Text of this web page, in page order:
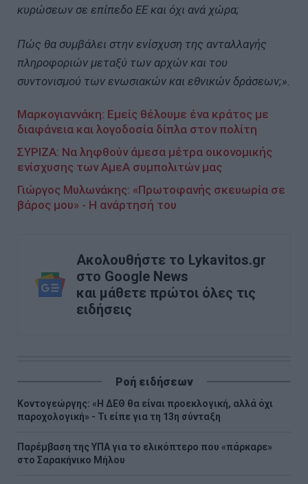
κυρώσεων σε επίπεδο ΕΕ και όχι ανά χώρα;
Πώς θα συμβάλει στην ενίσχυση της ανταλλαγής
πληροφοριών μεταξύ των αρχών και του
συντονισμού των ενωσιακών και εθνικών δράσεων;».
Μαρκογιαννάκη: Εμείς θέλουμε ένα κράτος με
διαφάνεια και λογοδοσία δίπλα στον πολίτη
ΣΥΡΙΖΑ: Να ληφθούν άμεσα μέτρα οικονομικής
ενίσχυσης των ΑμεΑ συμπολιτών μας
Γιώργος Μυλωνάκης: «Πρωτοφανής σκευωρία σε
βάρος μου» - Η ανάρτησή του
Ακολουθήστε το Lykavitos.gr
στο Google News
και μάθετε πρώτοι όλες τις
ειδήσεις
Ροή ειδήσεων
Κοντογεώργης: «Η ΔΕΘ θα είναι προεκλογική, αλλά όχι
παροχολογική» - Τι είπε για τη 13η σύνταξη
Παρέμβαση της ΥΠΑ για το ελικόπτερο που «πάρκαρε»
στο Σαρακήνικο Μήλου